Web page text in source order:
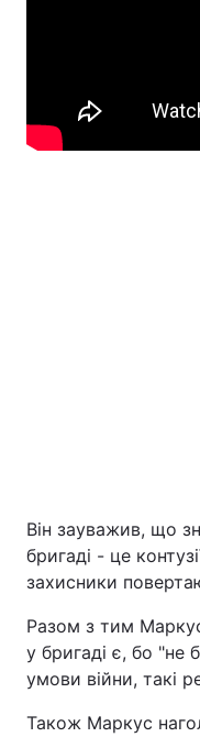
Він зауважив, що
бригаді - це
захисники
Разом з тим
у бригаді є, бо "не
умови війни, такі
Також Маркус